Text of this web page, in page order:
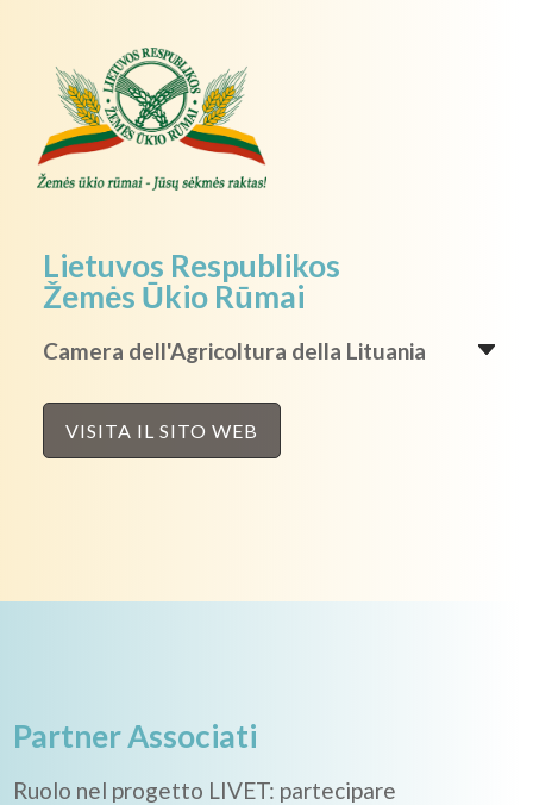
Lietuvos Respublikos
Žemės Ūkio Rūmai
Camera dell'Agricoltura della Lituania
VISITA IL SITO WEB
Partner Associati
Ruolo nel progetto LIVET: partecipare